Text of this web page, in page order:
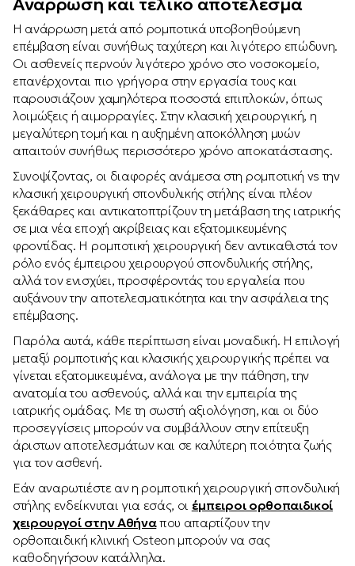
Ανάρρωση και τελικό αποτέλεσμα
Η ανάρρωση μετά από ρομποτικά υποβοηθούμενη
επέμβαση είναι συνήθως ταχύτερη και λιγότερο επώδυνη.
Οι ασθενείς περνούν λιγότερο χρόνο στο νοσοκομείο,
επανέρχονται πιο γρήγορα στην εργασία τους και
παρουσιάζουν χαμηλότερα ποσοστά επιπλοκών, όπως
λοιμώξεις ή αιμορραγίες. Στην κλασική χειρουργική, η
μεγαλύτερη τομή και η αυξημένη αποκόλληση μυών
απαιτούν συνήθως περισσότερο χρόνο αποκατάστασης.
Συνοψίζοντας, οι διαφορές ανάμεσα στη ρομποτική vs την
κλασική χειρουργική σπονδυλικής στήλης είναι πλέον
ξεκάθαρες και αντικατοπτρίζουν τη μετάβαση της ιατρικής
σε μια νέα εποχή ακρίβειας και εξατομικευμένης
φροντίδας. Η ρομποτική χειρουργική δεν αντικαθιστά τον
ρόλο ενός έμπειρου χειρουργού σπονδυλικής στήλης,
αλλά τον ενισχύει, προσφέροντάς του εργαλεία που
αυξάνουν την αποτελεσματικότητα και την ασφάλεια της
επέμβασης.
Παρόλα αυτά, κάθε περίπτωση είναι μοναδική. Η επιλογή
μεταξύ ρομποτικής και κλασικής χειρουργικής πρέπει να
γίνεται εξατομικευμένα, ανάλογα με την πάθηση, την
ανατομία του ασθενούς, αλλά και την εμπειρία της
ιατρικής ομάδας. Με τη σωστή αξιολόγηση, και οι δύο
προσεγγίσεις μπορούν να συμβάλλουν στην επίτευξη
άριστων αποτελεσμάτων και σε καλύτερη ποιότητα ζωής
για τον ασθενή.
Εάν αναρωτιέστε αν η ρομποτική χειρουργική σπονδυλική
στήλης ενδείκνυται για εσάς, οι έμπειροι ορθοπαιδικοί
χειρουργοί στην Αθήναπου απαρτίζουν την
ορθοπαιδική κλινική Osteon μπορούν να σας
καθοδηγήσουν κατάλληλα.